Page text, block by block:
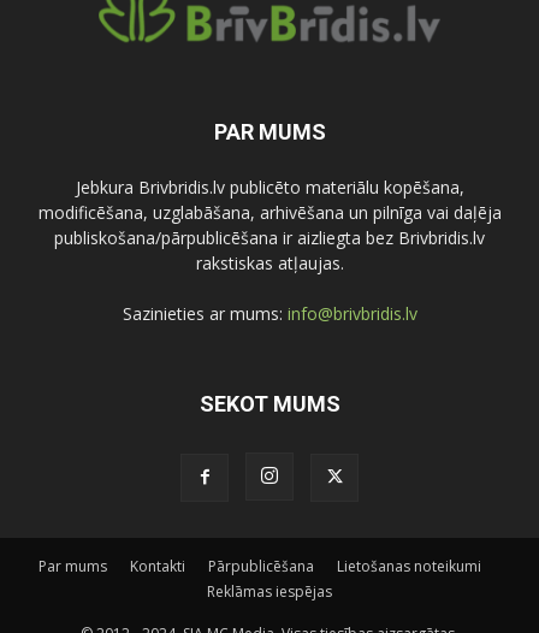
PAR MUMS
Jebkura Brivbridis.lv publicēto materiālu kopēšana,
modificēšana, uzglabāšana, arhivēšana un pilnīga vai daļēja
publiskošana/pārpublicēšana ir aizliegta bez Brivbridis.lv
rakstiskas atļaujas.
Sazinieties ar mums: info@brivbridis.lv
SEKOT MUMS
Par mums Kontakti Pārpublicēšana
Lietošanas noteikumi
Reklāmas iespējas